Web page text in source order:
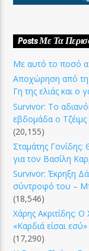
Posts Με Τα
Με αυτό το ποσό
Αποχώρηση από τη
Γη της ελιάς και ο
Survivor: Το
εβδομάδα ο
(20,155)
Σταμάτης
για τον Βασίλη
Survivor: Έκρηξη
σύντροφό του –
(18,546)
Χάρης Ακριτίδης:
«Καρδιά είσαι
(17,290)